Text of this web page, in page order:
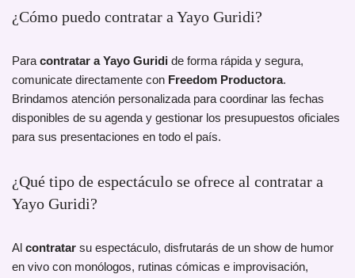
¿Cómo puedo contratar a Yayo Guridi?
Para contratar a Yayo Guridi de forma rápida y segura,
comunicate directamente con Freedom Productora.
Brindamos atención personalizada para coordinar las fechas
disponibles de su agenda y gestionar los presupuestos oficiales
para sus presentaciones en todo el país.
¿Qué tipo de espectáculo se ofrece al contratar a
Yayo Guridi?
Al contratar su espectáculo, disfrutarás de un show de humor
en vivo con monólogos, rutinas cómicas e improvisación,